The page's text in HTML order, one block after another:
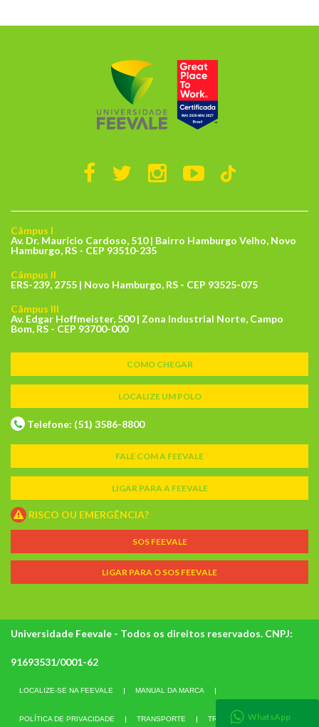
WhatsApp
Câmpus I
Av. Dr. Maurício Cardoso, 510 | Bairro Hamburgo Velho, Novo
Hamburgo, RS - CEP 93510-235
Câmpus II
ERS-239, 2755 | Novo Hamburgo, RS - CEP 93525-075
Câmpus III
Av. Edgar Hoffmeister, 500 | Zona Industrial Norte, Campo
Bom, RS - CEP 93700-000
COMO CHEGAR
LOCALIZE UM POLO
Telefone: (51) 3586-8800
FALE COM A FEEVALE
LIGAR PARA A FEEVALE
RISCO OU EMERGÊNCIA?
SOS FEEVALE
LIGAR PARA O SOS FEEVALE
Universidade Feevale - Todos os direitos reservados. CNPJ:
91693531/0001-62
LOCALIZE-SE NA FEEVALE MANUAL DA MARCA
POLÍTICA DE PRIVACIDADE TRANSPORTE TRABALHE CONOSCO